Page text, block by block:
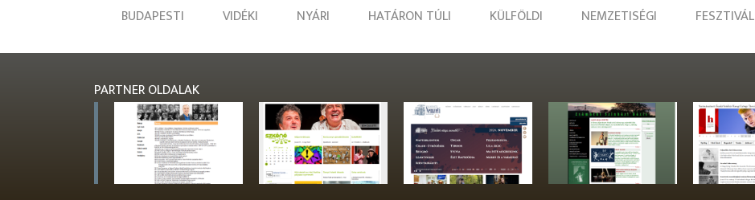
BUDAPESTI VIDÉKI NYÁRI HATÁRON TÚLI KÜLFÖLDI NEMZETISÉGI FESZTIVÁL
PARTNER OLDALAK